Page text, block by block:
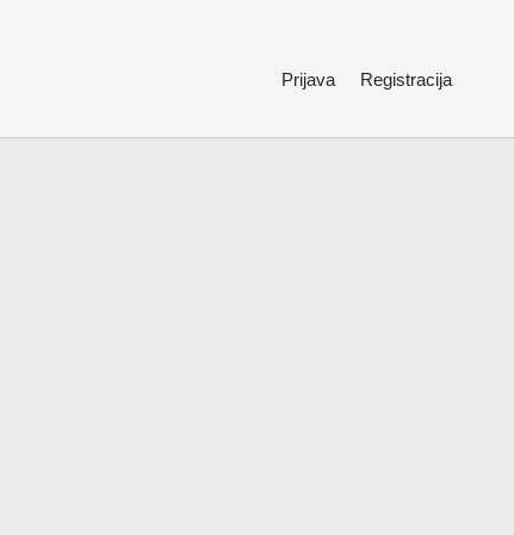
Prijava Registracija